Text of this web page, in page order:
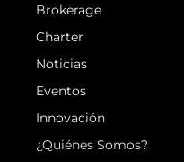
Brokerage
Charter
Noticias
Eventos
Innovación
¿Quiénes Somos?